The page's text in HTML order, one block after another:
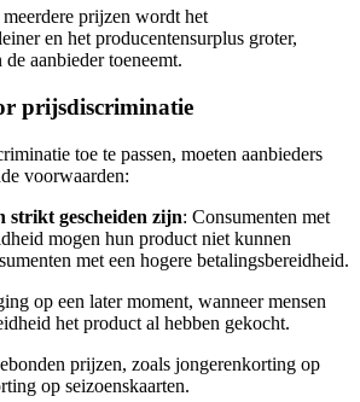
prijzen wordt het
en het producentensurplus groter,
aanbieder toeneemt.
prijsdiscriminatie
toe te passen, moeten aanbieders
voorwaarden:
strikt gescheiden zijn: Consumenten met
mogen hun product niet kunnen
met een hogere betalingsbereidheid.
op een later moment, wanneer mensen
het product al hebben gekocht.
prijzen, zoals jongerenkorting op
op seizoenskaarten.